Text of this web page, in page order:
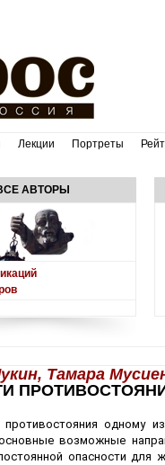
Лекции Портреты
АВТОРЫ
Тамара
противостояния одному
возможные
опасности для